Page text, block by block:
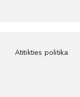
Atitikties politika